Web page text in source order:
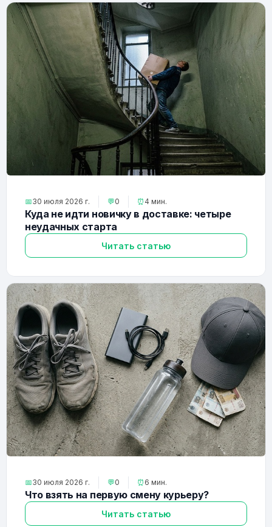
📅30 июля 2026 г. 💬0 ⏰ 4 мин.
Куда не идти новичку в доставке: четыре
неудачных старта
Читать статью
📅30 июля 2026 г. 💬0 ⏰ 6 мин.
Что взять на первую смену курьеру?
Читать статью